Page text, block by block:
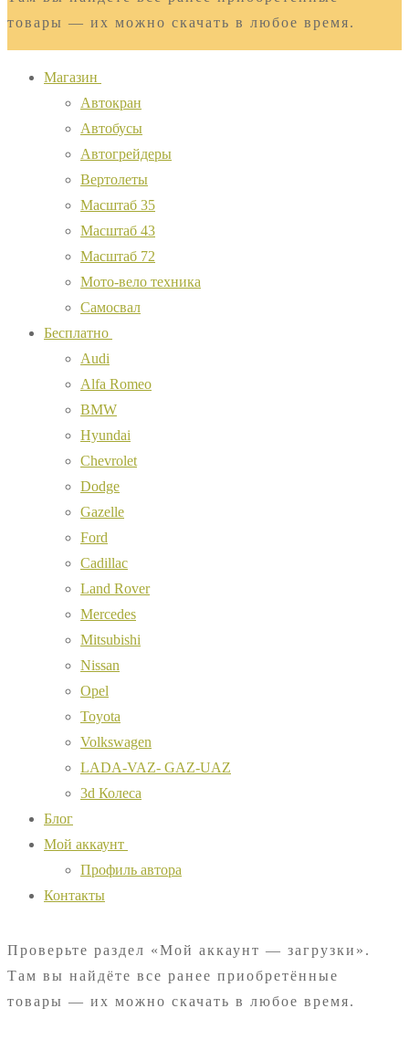
товары — их можно скачать в любое время.
Магазин
Автокран
Автобусы
Автогрейдеры
Вертолеты
Масштаб 35
Масштаб 43
Масштаб 72
Мото-вело техника
Самосвал
Бесплатно
Audi
Alfa Romeo
BMW
Hyundai
Chevrolet
Dodge
Gazelle
Ford
Cadillac
Land Rover
Mercedes
Mitsubishi
Nissan
Opel
Toyota
Volkswagen
LADA-VAZ- GAZ-UAZ
3d Колеса
Блог
Мой аккаунт
Профиль автора
Контакты
Проверьте раздел «Мой аккаунт — загрузки».
Там вы найдёте все ранее приобретённые
товары — их можно скачать в любое время.